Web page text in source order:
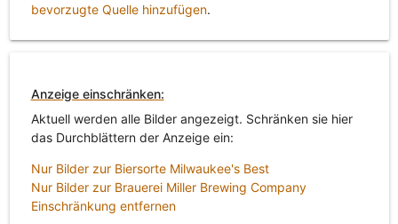
bevorzugte Quelle hinzufügen.
Anzeige einschränken:
Aktuell werden alle Bilder angezeigt. Schränken sie hier
das Durchblättern der Anzeige ein:
Nur Bilder zur Biersorte Milwaukee's Best
Nur Bilder zur Brauerei Miller Brewing Company
Einschränkung entfernen